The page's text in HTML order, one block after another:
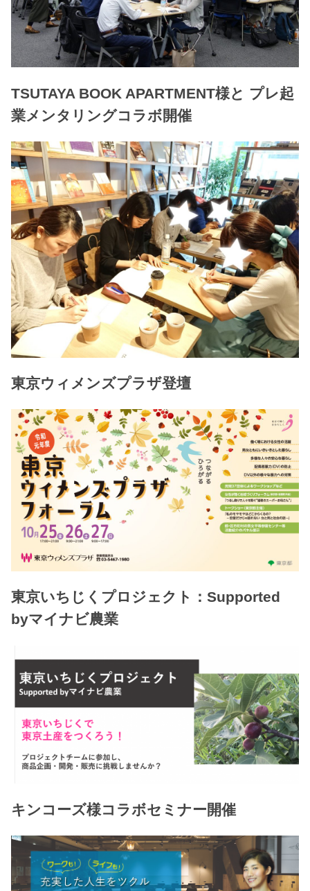
TSUTAYA BOOK APARTMENT様と プレ起
業メンタリングコラボ開催
東京ウィメンズプラザ登壇
東京いちじくプロジェクト：Supported
byマイナビ農業
キンコーズ様コラボセミナー開催